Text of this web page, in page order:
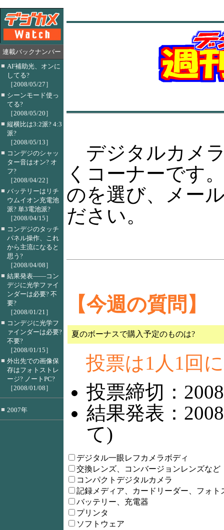
連載バックナンバー
■ AF補助光、オンに
してる?
［2008/05/27］
■ シーンモード使っ
てる?
［2008/05/20］
■ 縦横比は3:2派? 4:3
派?
［2008/05/13］
■ コンデジのシャッ
ター音はオン? オ
フ?
［2008/04/22］
■ バッテリーはリチ
ウムイオン充電池
派? 単3電池派?
［2008/04/15］
■ コンデジのタッチ
パネル操作、これ
から主流になると
思う?
［2008/04/08］
■ 結果発表――コン
デジに光学ファイ
ンダーは必要? 不
要?
［2008/01/21］
■ コンデジに光学フ
ァインダーは必要?
不要?
［2008/01/15］
■ 外出先での画像保
存はフォトストレ
ージ? ノートPC?
［2008/01/08］
■ 2007年
デジタルカメ
くコーナーです
のを選び、メー
ださい。
【今週の質問】
夏のボーナスで購入予定のものは?
投票は1人1回
投票締切：
結果発表：
て)
デジタル一眼レフカメラボディ
交換レンズ、コンバージョンレンズなど
コンパクトデジタルカメラ
記録メディア、カードリーダー、フォト
バッテリー、充電器
プリンタ
ソフトウェア